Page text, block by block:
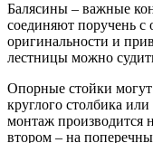
Балясины – важные
соединяют поручень с
оригинальности и
лестницы можно
Опорные стойки
круглого столбика
монтаж производится
втором – на